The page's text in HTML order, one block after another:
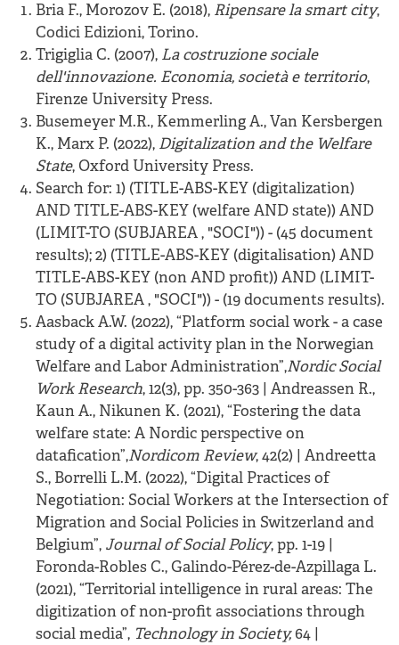
Bria F., Morozov E. (2018), Ripensare la smart city,
Codici Edizioni, Torino.
Trigiglia C. (2007), La costruzione sociale
dell'innovazione. Economia, società e territorio,
Firenze University Press.
Busemeyer M.R., Kemmerling A., Van Kersbergen
K., Marx P. (2022), Digitalization and the Welfare
State, Oxford University Press.
Search for: 1) (TITLE-ABS-KEY (digitalization)
AND TITLE-ABS-KEY (welfare AND state)) AND
(LIMIT-TO (SUBJAREA , "SOCI")) - (45 document
results); 2) (TITLE-ABS-KEY (digitalisation) AND
TITLE-ABS-KEY (non AND profit)) AND (LIMIT-
TO (SUBJAREA , "SOCI")) - (19 documents results).
Aasback A.W. (2022), “Platform social work - a case
study of a digital activity plan in the Norwegian
Welfare and Labor Administration”,Nordic Social
Work Research, 12(3), pp. 350-363 | Andreassen R.,
Kaun A., Nikunen K. (2021), “Fostering the data
welfare state: A Nordic perspective on
datafication”,Nordicom Review, 42(2) | Andreetta
S., Borrelli L.M. (2022), “Digital Practices of
Negotiation: Social Workers at the Intersection of
Migration and Social Policies in Switzerland and
Belgium”, Journal of Social Policy, pp. 1-19 |
Foronda-Robles C., Galindo-Pérez-de-Azpillaga L.
(2021), “Territorial intelligence in rural areas: The
digitization of non-profit associations through
social media”, Technology in Society,64 |